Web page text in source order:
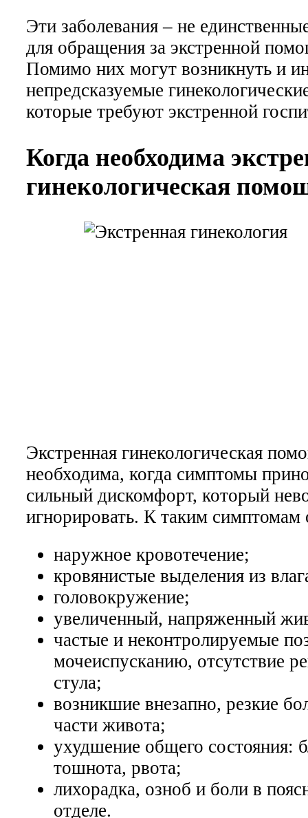
Эти заболевания – не
для обращения за экстренной
Помимо них могут возникнуть и
непредсказуемые
которые требуют экстренной
Когда необходима
гинекологическая
Экстренная гинекологическая
необходима, когда симптомы
сильный дискомфорт, который
игнорировать. К таким симптомам
наружное кровотечение;
кровянистые выделения из
головокружение;
увеличенный, напряженный
частые и неконтролируемые
мочеиспусканию, отсутствие
стула;
возникшие внезапно, резкие
части живота;
ухудшение общего состояния:
тошнота, рвота;
лихорадка, озноб и боли в
отделе.